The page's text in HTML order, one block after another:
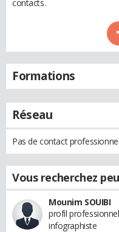
contacts.
Formations
Réseau
Pas de contact professionnel
Vous recherchez
Mounim SOUIBI
profil
infographiste